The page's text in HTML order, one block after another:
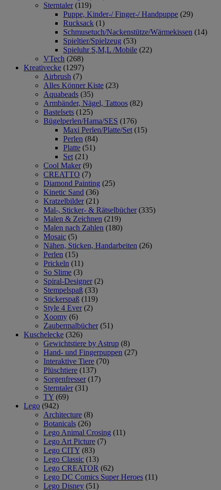
Sterntaler (119)
Puppe, Kinder-/ Finger-/ Handpuppe (29)
Rucksack (1)
Schmusetuch/Nackenstütze/Wärmekissen (14)
Spieltier/Spielzeug (53)
Spieluhr S,M,L /Mobile (22)
VTech (268)
Kreativecke (1297)
Airbrush (7)
Alles Könner Kiste (23)
Aquabeads (35)
Armbänder, Nägel, Tattoos (82)
Bastelsets (125)
Bügelperlen/Hama/SES (176)
Maxi Perlen/Platte/Set (15)
Perlen (84)
Platte (51)
Set (21)
Cool Maker (9)
CREATTO (7)
Diamond Painting (25)
Kinetic Sand (36)
Kratzelbilder (21)
Mal-, Sticker- & Rätselbücher (335)
Malen & Zeichnen (219)
Malen nach Zahlen (180)
Mosaic (5)
Nähen, Sticken, Handarbeiten (26)
Perlen (15)
Prickeln (11)
So Slime (3)
Spiral-Designer (2)
Stempelspaß (33)
Stickerspaß (119)
Style 4 Ever (2)
Xoomy (6)
Zaubermalbücher (51)
Kuschelecke (326)
Gewichtstiere by Astrup (8)
Hand- und Fingerpuppen (27)
Interaktive Tiere (70)
Plüschtiere (137)
Sorgenfresser (17)
Sterntaler (31)
TY (69)
Lego (942)
Architecture (8)
Botanicals (26)
Lego Animal Crosing (11)
Lego Art Picture (7)
Lego CITY (83)
Lego Classic (13)
Lego CREATOR (62)
Lego DC Comics Super Heroes (11)
Lego Disney (51)